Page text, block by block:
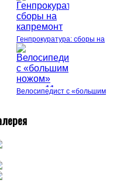
Генпрокуратура: сборы на
Велосипедист с «большим